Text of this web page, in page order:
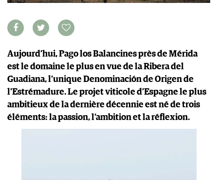
GUIDE DES VINS
ABONNER
ARCHIVES
AVANTAGES
VIDÉOS
GALÉRIES DE PHOTOS
NEWS
ÉCONOMIE DU VIN
PORTRAITS
VINOPHILES
ARCHIVES
S'INSCRIRE
CONCOURS DE VIN
CONCOURS
AVANTAGES
GUIDE MILLÉSIMES
ABONNER
Aujourd’hui, Pago los Balancines près de Mérida
est le domaine le plus en vue de la Ribera del
Guadiana, l’unique Denominación de Origen de
l’Estrémadure. Le projet viticole d’Espagne le plus
ambitieux de la dernière décennie est né de trois
éléments: la passion, l’ambition et la réflexion.